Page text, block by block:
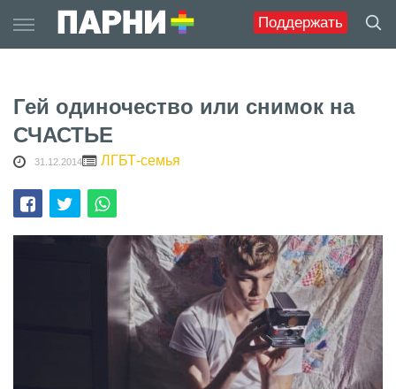
Поддержать
to
content
Гей одиночество или снимок на
СЧАСТЬЕ
31.12.2014 ЛГБТ-семья